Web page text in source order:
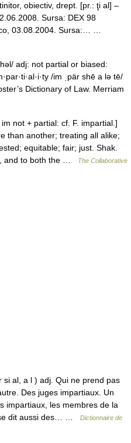
obiectiv, drept. [pr.: ţi al] –
Sursa: DEX 98
03.08.2004. Sursa:… …
adj: not partial or biased:
/im ˌpär shē a lə tē/
Dictionary of Law. Merriam
not + partial: cf. F. impartial.]
than another; treating all alike;
equitable; fair; just. Shak.
and to both the …
The Collaborative
al, a l ) adj. Qui ne prend pas
Des juges impartiaux. Un
les membres de la
dit aussi des… …
Dictionnaire de